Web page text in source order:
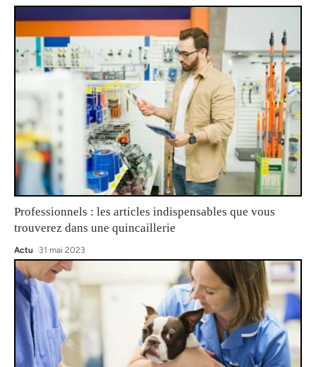
Professionnels : les articles indispensables que vous
trouverez dans une quincaillerie
Actu 31 mai 2023